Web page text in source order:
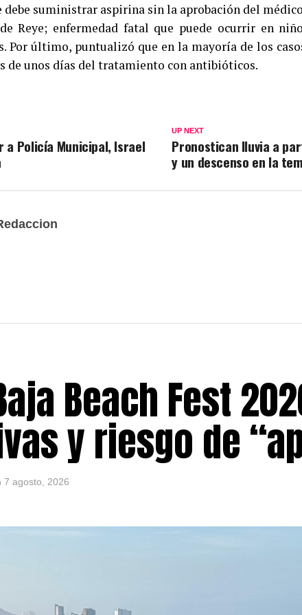
debe suministrar aspirina sin la aprobación del
Reye; enfermedad fatal que puede ocurrir en
Por último, puntualizó que en la mayoría de los
de unos días del tratamiento con antibióticos.
UP NEXT
Pronostican lluvia a
y un descenso en la
Policía Municipal, Israel
Beach Fest
y riesgo de
7 agosto, 2026